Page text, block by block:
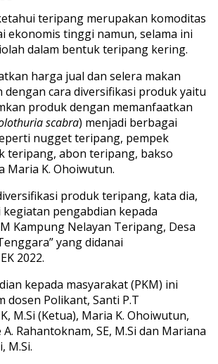
teripang merupakan komoditas
ekonomis tinggi namun, selama ini
dalam bentuk teripang kering.
harga jual dan selera makan
dengan cara diversifikasi produk yaitu
produk dengan memanfaatkan
scabra) menjadi berbagai
nugget teripang, pempek
teripang, abon teripang, bakso
Maria K. Ohoiwutun.
produk teripang, kata dia,
pengabdian kepada
Kampung Nelayan Teripang, Desa
yang didanai
2022.
kepada masyarakat (PKM) ini
dosen Polikant, Santi P.T
M.Si (Ketua), Maria K. Ohoiwutun,
A. Rahantoknam, SE, M.Si dan Mariana
M.Si.